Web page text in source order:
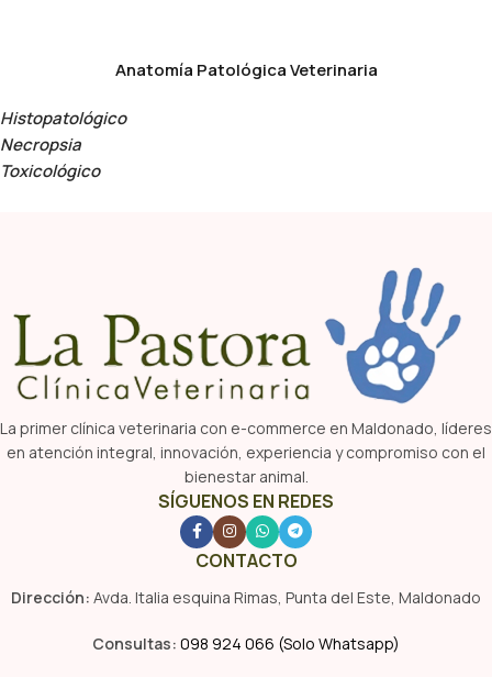
Anatomía Patológica Veterinaria
Histopatológico
Necropsia
Toxicológico
La primer clínica veterinaria con e-commerce en Maldonado, líderes
en atención integral, innovación, experiencia y compromiso con el
bienestar animal.
SÍGUENOS EN REDES
CONTACTO
Dirección: Avda. Italia esquina Rimas, Punta del Este, Maldonado
Consultas: 098 924 066 (Solo Whatsapp)